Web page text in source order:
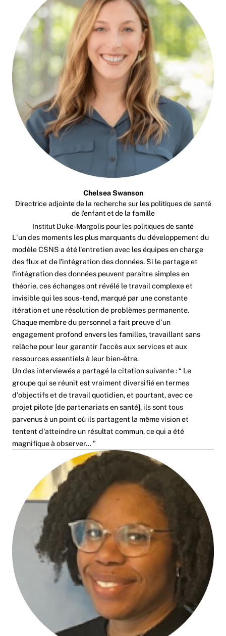
Chelsea Swanson
Directrice adjointe de la recherche sur les politiques de santé
de l'enfant et de la famille
Institut Duke-Margolis pour les politiques de santé
L'un des moments les plus marquants du développement du
modèle CSNS a été l'entretien avec les équipes en charge
des flux et de l'intégration des données. Si le partage et
l'intégration des données peuvent paraître simples en
théorie, ces échanges ont révélé le travail complexe et
invisible qui les sous-tend, marqué par une constante
itération et une résolution de problèmes permanente.
Chaque membre du personnel a fait preuve d'un
engagement profond envers les familles, travaillant sans
relâche pour leur garantir l'accès aux services et aux
ressources essentiels à leur bien-être.
Un des interviewés a partagé la citation suivante : “ Le
groupe qui se réunit est vraiment diversifié en termes
d'objectifs et de travail quotidien, et pourtant, avec ce
projet pilote [de partenariats en santé], ils sont tous
parvenus à un point où ils partagent la même vision et
tentent d'atteindre un résultat commun, ce qui a été
magnifique à observer… ”